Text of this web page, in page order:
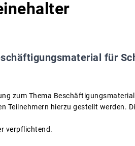
für
zum Thema
Teilnehmern hierzu gestellt werden.
verpflichtend.